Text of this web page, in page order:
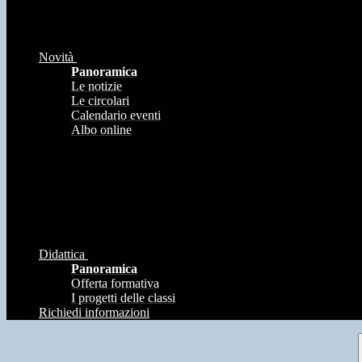
Novità
Panoramica
Le notizie
Le circolari
Calendario eventi
Albo online
Didattica
Panoramica
Offerta formativa
I progetti delle classi
Richiedi informazioni